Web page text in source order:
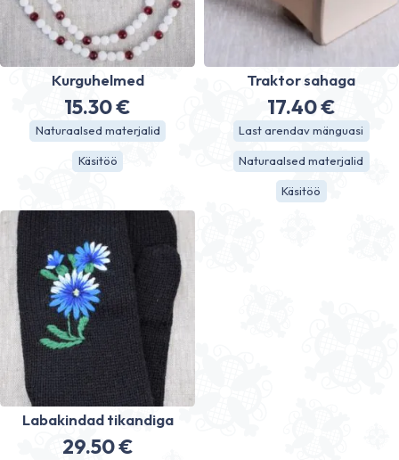
Kurguhelmed
15.30€
Naturaalsed materjalid
Käsitöö
Traktor sahaga
17.40€
Last arendav mänguasi
Naturaalsed materjalid
Käsitöö
Labakindad tikandiga
29.50€